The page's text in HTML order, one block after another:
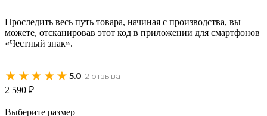
Проследить весь путь товара, начиная с производства, вы
можете, отсканировав этот код в приложении для смартфонов
«Честный знак».
★★★★★ 5.0· 2 отзыва
2 590 ₽
Выберите размер